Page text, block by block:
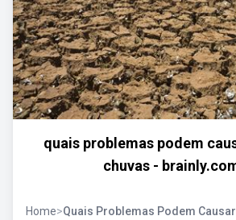
quais problemas podem
chuvas -
Home>Quais Problemas Podem Causar